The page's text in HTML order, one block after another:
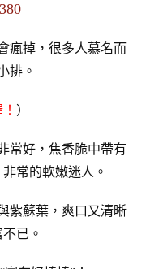
瘋掉，很多人慕名而
排。
）
常好，焦香脆中帶有
常的軟嫩迷人。
紫蘇葉，爽口又清晰
已。